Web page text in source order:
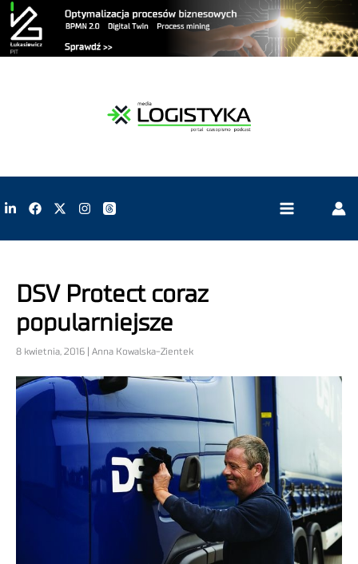
DSV Protect coraz
popularniejsze
8 kwietnia, 2016 | Anna Kowalska-Zientek